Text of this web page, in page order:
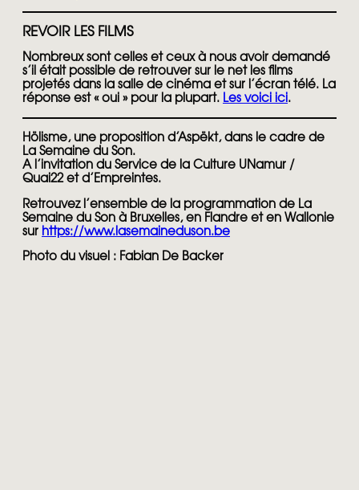
REVOIR LES FILMS
Nombreux sont celles et ceux à nous avoir demandé
s’il était possible de retrouver sur le net les films
projetés dans la salle de cinéma et sur l’écran télé. La
réponse est « oui » pour la plupart. Les voici ici.
Hölisme, une proposition d’Aspëkt, dans le cadre de
La Semaine du Son.
A l’invitation du Service de la Culture UNamur /
Quai22 et d’Empreintes.
Retrouvez l’ensemble de la programmation de La
Semaine du Son à Bruxelles, en Flandre et en Wallonie
sur https://www.lasemaineduson.be
Photo du visuel : Fabian De Backer